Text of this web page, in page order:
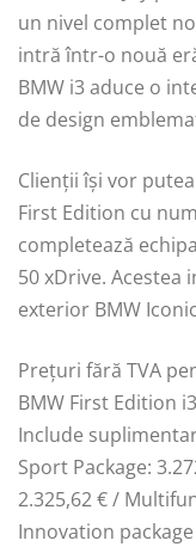
un nivel complet
intră într-o nouă
BMW i3 aduce o
de design
Clienţii își vor
First Edition cu
completează
50 xDrive. Acestea
exterior BMW
Preţuri fără TVA
BMW First Edition
Include
Sport Package:
2.325,62 € /
Innovation package